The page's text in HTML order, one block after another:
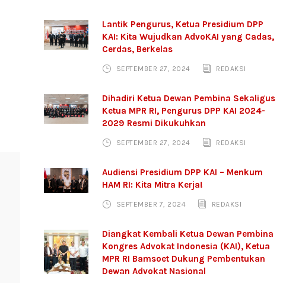
Lantik Pengurus, Ketua Presidium DPP
KAI: Kita Wujudkan AdvoKAI yang Cadas,
Cerdas, Berkelas
SEPTEMBER 27, 2024 REDAKSI
Dihadiri Ketua Dewan Pembina Sekaligus
Ketua MPR RI, Pengurus DPP KAI 2024-
2029 Resmi Dikukuhkan
SEPTEMBER 27, 2024 REDAKSI
Audiensi Presidium DPP KAI – Menkum
HAM RI: Kita Mitra Kerja!
SEPTEMBER 7, 2024 REDAKSI
Diangkat Kembali Ketua Dewan Pembina
Kongres Advokat Indonesia (KAI), Ketua
MPR RI Bamsoet Dukung Pembentukan
Dewan Advokat Nasional